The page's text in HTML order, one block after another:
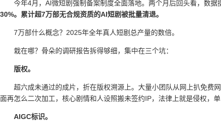
今年4月，AI微短剧强制备案制度全面落地。两个月后回头看，数据
30%。累计超7万部无合规资质的AI短剧被批量清退。
7万部什么概念？2025年全年真人短剧总产量的数倍。
栽在哪？骨朵的调研报告拆得够细，集中在三个坑：
版权。
超六成未通过的成片，折在版权溯源上。大量小团队从网上扒免费
面再怎么二次加工，核心剧情和人设照搬未签约IP，法律上就是侵权，
AIGC标识。